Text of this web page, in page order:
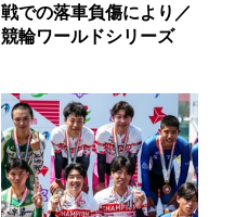
戦での落車負傷により／
競輪ワールドシリーズ